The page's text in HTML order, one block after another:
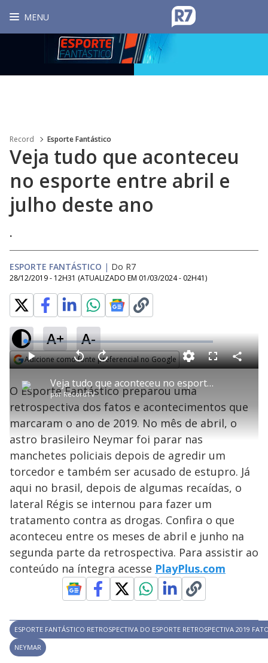
MENU
Record Esporte Fantástico
Veja tudo que aconteceu
no esporte entre abril e
julho deste ano
.
ESPORTE FANTÁSTICO | Do R7
28/12/2019 - 12H31 (ATUALIZADO EM 01/03/2024 - 02H41)
A+ A-
Adicione como fonte preferencial no Google
P
l
a
y
V
i
d
e
Veja tudo que aconteceu no esporte entre abril e julho deste ano
por RecordTV
P V
t
a
r
e
g
n
d
s
A
n
ç
a
1
s
e
u
n
o
s
M
u
d
o
L
o
a
d
e
:
0
.
8
3
%
F
e
n
C
o
i
l
O Esporte Fantástico preparou uma
retrospectiva dos fatos e acontecimentos que
marcaram o ano de 2019. No mês de abril, o
astro brasileiro Neymar foi parar nas
manchetes policiais depois de agredir um
torcedor e também ser acusado de estupro. Já
aqui no brasil, depois de algumas recaídas, o
lateral Régis se internou para fazer um
tratamento contra as drogas. Confira o que
aconteceu entre os meses de abril e junho na
segunda parte da retrospectiva. Para assistir ao
conteúdo na íntegra acesse PlayPlus.com
ESPORTE FANTÁSTICO RETROSPECTIVA DO ESPORTE RETROSPECTIVA 2019
NEYMAR